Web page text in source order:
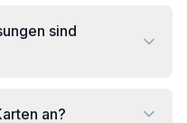
sind
an?